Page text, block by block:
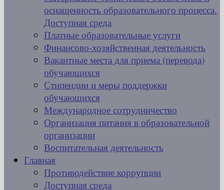
оснащенность образовательного процесса.
Доступная среда
Платные образовательные услуги
Финансово-хозяйственная деятельность
Вакантные места для приема (перевода)
обучающихся
Стипендии и меры поддержки
обучающихся
Международное сотрудничество
Организация питания в образовательной
организации
Воспитательная деятельность
Главная
Противодействие коррупции
Доступная среда